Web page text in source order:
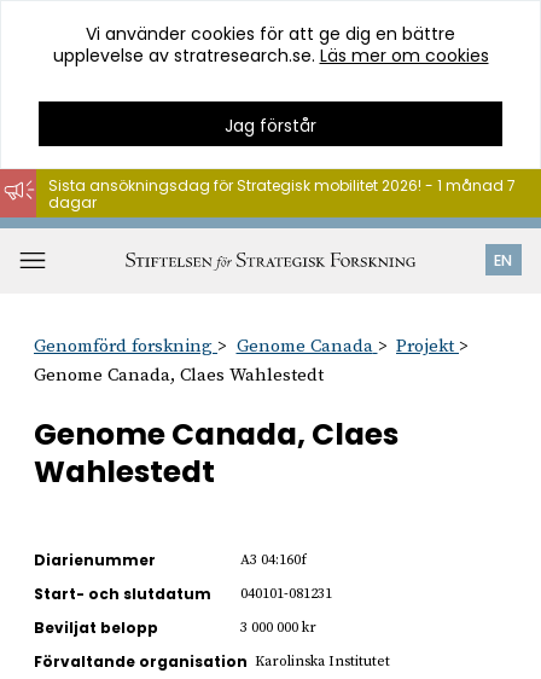
Hoppa
till
innehåll
Vi använder cookies för att ge dig en bättre
upplevelse av stratresearch.se. Läs mer om cookies
Jag förstår
EN
Sista ansökningsdag för Strategisk mobilitet 2026! - 1 månad 7
dagar
Genomförd forskning Genome Canada
Projekt
Genome Canada, Claes Wahlestedt
Genome Canada, Claes
Wahlestedt
Diarienummer A3 04:160f
Start- och slutdatum 040101-081231
Beviljat belopp 3 000 000 kr
Förvaltande organisation Karolinska Institutet